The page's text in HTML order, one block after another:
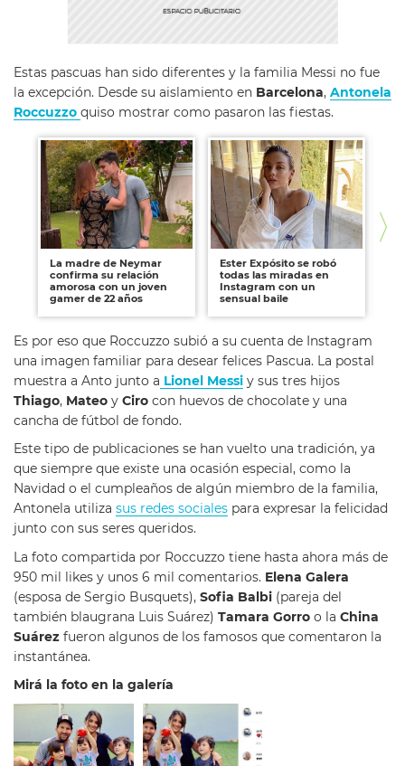
Estas pascuas han sido diferentes y la familia Messi no fue
la excepción. Desde su aislamiento en Barcelona, Antonela
Roccuzzo quiso mostrar como pasaron las fiestas.
La madre de Neymar
confirma su relación
amorosa con un joven
gamer de 22 años
Ester Expósito se robó
todas las miradas en
Instagram con un
sensual baile
Es por eso que Roccuzzo subió a su cuenta de Instagram
una imagen familiar para desear felices Pascua. La postal
muestra a Anto junto a Lionel Messi y sus tres hijos
Thiago, Mateo y Ciro con huevos de chocolate y una
cancha de fútbol de fondo.
Este tipo de publicaciones se han vuelto una tradición, ya
que siempre que existe una ocasión especial, como la
Navidad o el cumpleaños de algún miembro de la familia,
Antonela utiliza sus redes sociales para expresar la felicidad
junto con sus seres queridos.
La foto compartida por Roccuzzo tiene hasta ahora más de
950 mil likes y unos 6 mil comentarios. Elena Galera
(esposa de Sergio Busquets), Sofia Balbi (pareja del
también blaugrana Luis Suárez) Tamara Gorro o la China
Suárez fueron algunos de los famosos que comentaron la
instantánea.
Mirá la foto en la galería